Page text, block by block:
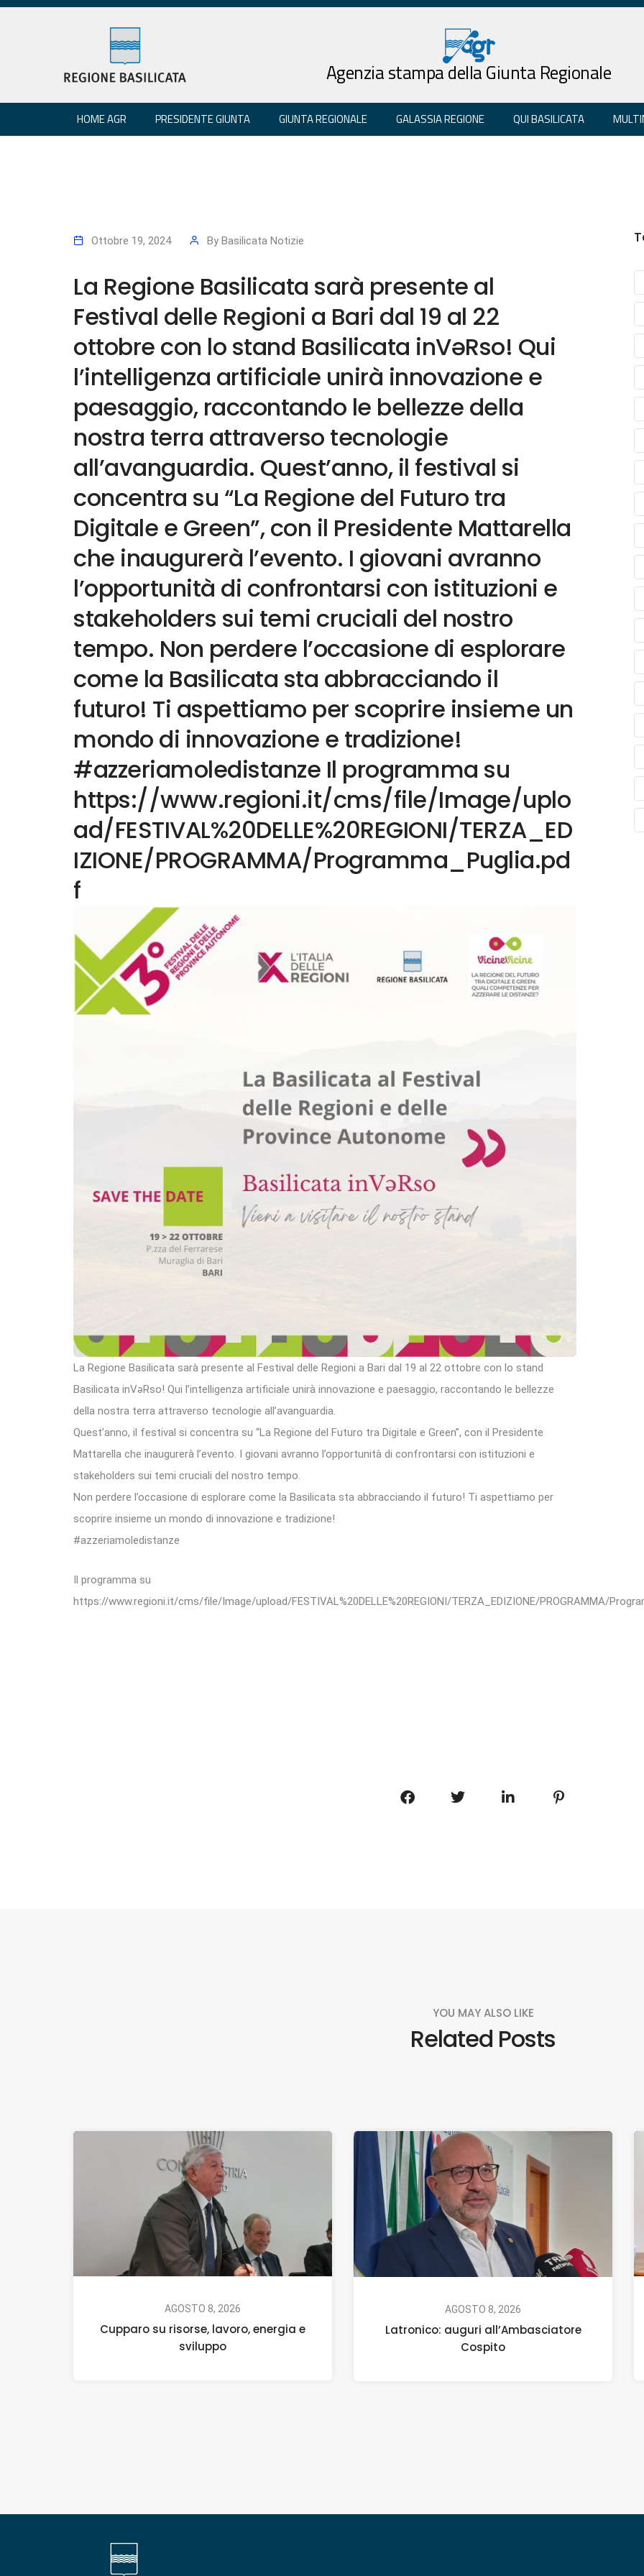
Agenzia stampa della Giunta Regionale
HOME AGR PRESIDENTE GIUNTA GIUNTA REGIONALE GALASSIA REGIONE QUI BASILICATA
Ottobre 19, 2024 By Basilicata Notizie
La Regione Basilicata sarà presente al
Festival delle Regioni a Bari dal 19 al 22
ottobre con lo stand Basilicata inVəRso! Qui
l’intelligenza artificiale unirà innovazione e
paesaggio, raccontando le bellezze della
nostra terra attraverso tecnologie
all’avanguardia. Quest’anno, il festival si
concentra su “La Regione del Futuro tra
Digitale e Green”, con il Presidente Mattarella
che inaugurerà l’evento. I giovani avranno
l’opportunità di confrontarsi con istituzioni e
stakeholders sui temi cruciali del nostro
tempo. Non perdere l’occasione di esplorare
come la Basilicata sta abbracciando il
futuro! Ti aspettiamo per scoprire insieme un
mondo di innovazione e tradizione!
#azzeriamoledistanze Il programma su
https://www.regioni.it/cms/file/Image/uplo
ad/FESTIVAL%20DELLE%20REGIONI/TERZA_ED
IZIONE/PROGRAMMA/Programma_Puglia.pd
f
La Regione Basilicata sarà presente al Festival delle Regioni a Bari dal 19 al 22 ottobre con lo stand
Basilicata inVəRso! Qui l’intelligenza artificiale unirà innovazione e paesaggio, raccontando le bellezze
della nostra terra attraverso tecnologie all’avanguardia.
Quest’anno, il festival si concentra su “La Regione del Futuro tra Digitale e Green”, con il Presidente
Mattarella che inaugurerà l’evento. I giovani avranno l’opportunità di confrontarsi con istituzioni e
stakeholders sui temi cruciali del nostro tempo.
Non perdere l’occasione di esplorare come la Basilicata sta abbracciando il futuro! Ti aspettiamo per
scoprire insieme un mondo di innovazione e tradizione!
#azzeriamoledistanze
Il programma su
https://www.regioni.it/cms/file/Image/upload/FESTIVAL%20DELLE%20REGIONI/TERZA_EDIZIONE/PROGRAMMA/
YOU MAY ALSO LIKE
Related Posts
AGOSTO 8, 2026
Cupparo su risorse, lavoro, energia e
sviluppo
AGOSTO 8, 2026
Latronico: auguri all’Ambasciatore
Cospito